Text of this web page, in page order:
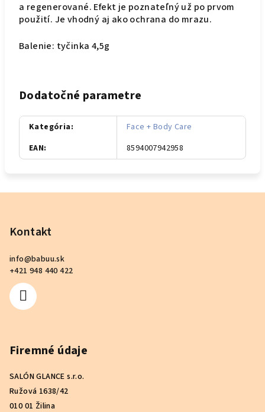
a regenerované. Efekt je poznateľný už po prvom
použití. Je vhodný aj ako ochrana do mrazu.
Balenie: tyčinka 4,5g
Dodatočné parametre
Kategória:
Face + Body Care
EAN: 8594007942958
Kontakt
info@babuu.sk
+421 948 440 422
Firemné údaje
SALÓN GLANCE s.r.o.
Ružová 1638/42
010 01 Žilina